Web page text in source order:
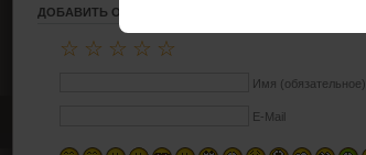
ДОБАВИТЬ ОТЗЫВ
☆
☆
☆
☆
☆
Имя (обязательное)
E-Mail